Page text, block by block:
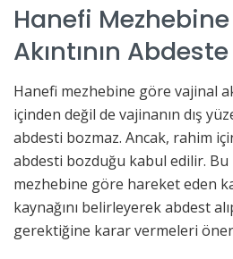
Hanefi
Akıntının
Hanefi mezhebine göre vajinal
içinden değil de vajinanın dış
abdesti bozmaz. Ancak, rahim
abdesti bozduğu kabul edilir. Bu
mezhebine göre hareket eden
kaynağını belirleyerek abdest
gerektiğine karar vermeleri